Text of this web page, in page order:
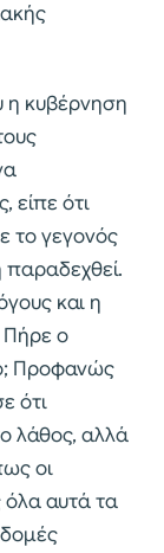
η κυβέρνηση
είπε ότι
το γεγονός
παραδεχθεί.
και η
Πήρε ο
Προφανώς
ότι
λάθος, αλλά
οι
όλα αυτά τα